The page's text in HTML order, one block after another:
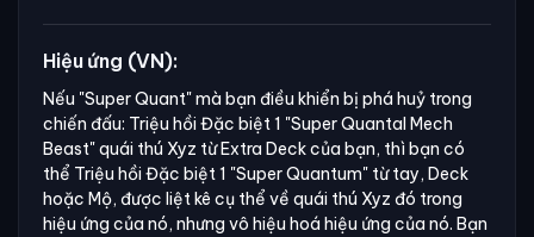
Hiệu ứng (VN):
Nếu "Super Quant"mà bạn điều khiển bị phá huỷ trong
chiến đấu: Triệu hồi Đặc biệt 1 "Super Quantal Mech
Beast"quái thú Xyz từ Extra Deck của bạn, thì bạn có
thể Triệu hồi Đặc biệt 1 "Super Quantum" từ tay, Deck
hoặc Mộ, được liệt kê cụ thể về quái thú Xyz đó trong
hiệu ứng của nó, nhưng vô hiệu hoá hiệu ứng của nó. Bạn